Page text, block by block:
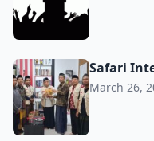
Safari Intelektual
Safari
March 26,